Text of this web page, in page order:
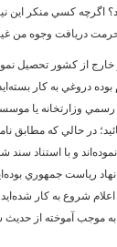
کشور حضور داشته‌ايد؟ اگرچه
حرمت دريافت وجوه من
از کشور تحصيل
رسمي وزارتخانه يا
/‌٤ /‌٧٦ کارمند مشاورت اقتصادي
شروع به کار
آموخته از حديث